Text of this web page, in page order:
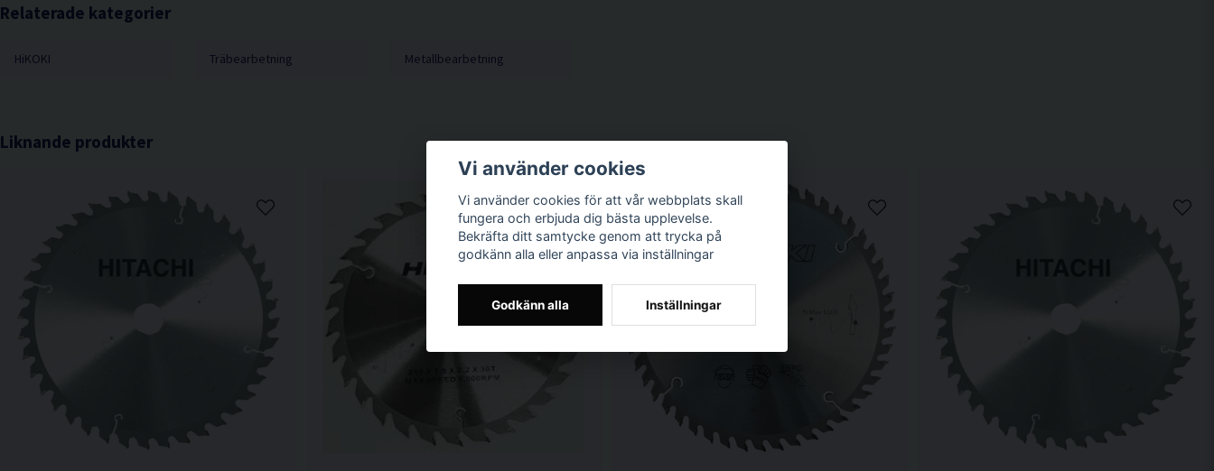
Relaterade kategorier
HiKOKI Träbearbetning Metallbearbetning
Liknande produkter
Vi använder cookies
Vi använder cookies för att vår webbplats skall
fungera och erbjuda dig bästa upplevelse.
Bekräfta ditt samtycke genom att trycka på
godkänn alla eller anpassa via inställningar
Godkänn alla Inställningar